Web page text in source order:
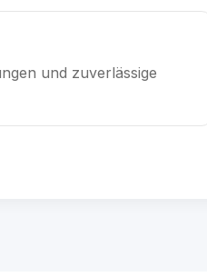
und zuverlässige